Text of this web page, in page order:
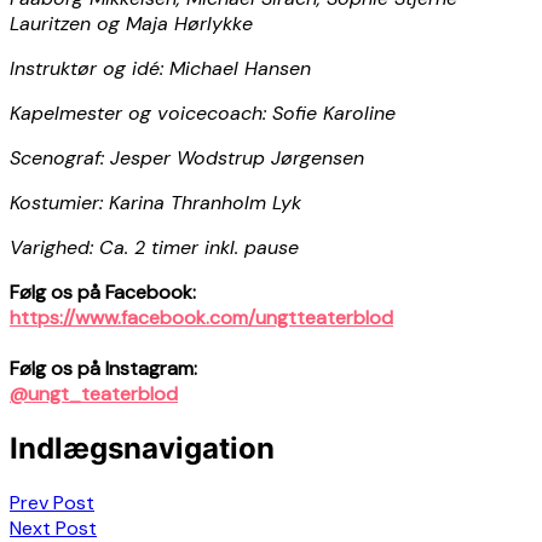
Lauritzen og Maja Hørlykke
Instruktør og idé: Michael Hansen
Kapelmester og voicecoach: Sofie Karoline
Scenograf: Jesper Wodstrup Jørgensen
Kostumier: Karina Thranholm Lyk
Varighed: Ca. 2 timer inkl. pause
Følg os på Facebook:
https://www.facebook.com/ungtteaterblod
Følg os på Instagram:
@ungt_teaterblod
Indlægsnavigation
Prev Post
Next Post